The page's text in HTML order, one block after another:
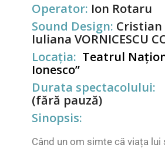
Operator: Ion Rotaru
Sound Design: Cristian
Iuliana VORNICESCU
Locația: Teatrul
Ionesco”
Durata spectacolului:
(fără pauză)
Sinopsis:
Când un om simte că viața lui